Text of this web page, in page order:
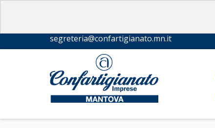
segreteria@confartigianato.mn.it